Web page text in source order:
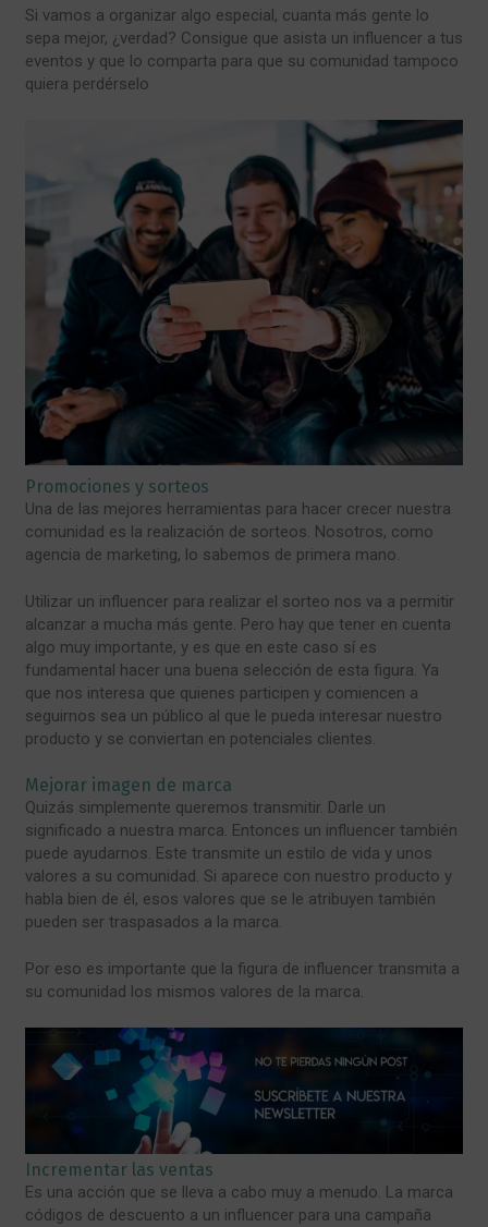
Si vamos a organizar algo especial, cuanta más gente lo
sepa mejor, ¿verdad? Consigue que asista un influencer a tus
eventos y que lo comparta para que su comunidad tampoco
quiera perdérselo
Promociones y sorteos
Una de las mejores herramientas para hacer crecer nuestra
comunidad es la realización de sorteos. Nosotros, como
agencia de marketing, lo sabemos de primera mano.
Utilizar un influencer para realizar el sorteo nos va a permitir
alcanzar a mucha más gente. Pero hay que tener en cuenta
algo muy importante, y es que en este caso sí es
fundamental hacer una buena selección de esta figura. Ya
que nos interesa que quienes participen y comiencen a
seguirnos sea un público al que le pueda interesar nuestro
producto y se conviertan en potenciales clientes.
Mejorar imagen de marca
Quizás simplemente queremos transmitir. Darle un
significado a nuestra marca. Entonces un influencer también
puede ayudarnos. Este transmite un estilo de vida y unos
valores a su comunidad. Si aparece con nuestro producto y
habla bien de él, esos valores que se le atribuyen también
pueden ser traspasados a la marca.
Por eso es importante que la figura de influencer transmita a
su comunidad los mismos valores de la marca.
Incrementar las ventas
Es una acción que se lleva a cabo muy a menudo. La marca
códigos de descuento a un influencer para una campaña